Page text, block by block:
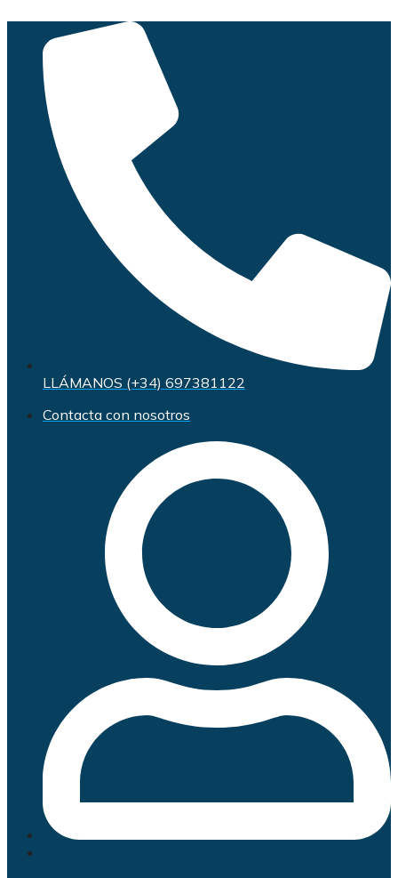
contenido
LLÁMANOS (+34) 697381122
Contacta con nosotros